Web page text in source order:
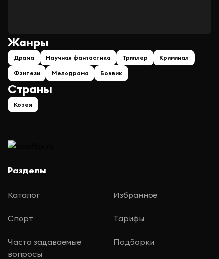
Страны
Корея
Жанры
Драма Научная фантастика Триллер Криминал
Фэнтези Мелодрама Боевик
Разделы
Каталог Избранное
Спорт Тарифы
Часто задаваемые
вопросы
Подборки